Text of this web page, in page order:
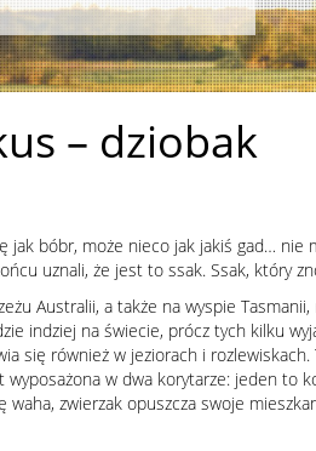
– dziobak
jak bóbr, może nieco jak jakiś gad…
uznali, że jest to ssak. Ssak, który
Australii, a także na wyspie
indziej na świecie, prócz tych kilku
się również w jeziorach i
w dwa korytarze: jeden to
waha, zwierzak opuszcza swoje